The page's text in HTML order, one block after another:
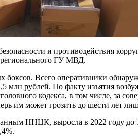
и противодействия
регионального ГУ МВД.
Всего оперативники
млн рублей. По факту изъятия
кодекса, в том числе, за
им может грозить до шести лет
ННЦК, выросла в 2022 году до